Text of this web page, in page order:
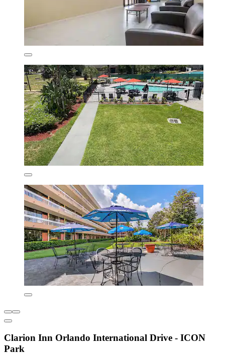
Clarion Inn Orlando International Drive - ICON
Park